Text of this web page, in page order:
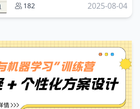
学者用其探究美国儿童遭受虐待的情况。
182 2025-08-04